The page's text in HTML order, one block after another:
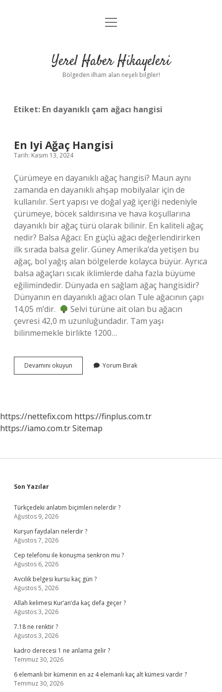
Anasayfa
Yasal Uyarı
menüyü
Yerel Haber Hikayeleri
Bölgeden ilham alan neşeli bilgiler!
Etiket: En dayanıklı çam ağacı hangisi
En Iyi Ağaç Hangisi
Tarih: Kasım 13, 2024
Çürümeye en dayanıklı ağaç hangisi? Maun aynı
zamanda en dayanıklı ahşap mobilyalar için de
kullanılır. Sert yapısı ve doğal yağ içeriği nedeniyle
çürümeye, böcek saldırısına ve hava koşullarına
dayanıklı bir ağaç türü olarak bilinir. En kaliteli ağaç
nedir? Balsa Ağacı: En güçlü ağacı değerlendirirken
ilk sırada balsa gelir. Güney Amerika’da yetişen bu
ağaç, bol yağış alan bölgelerde kolayca büyür. Ayrıca
balsa ağaçları sıcak iklimlerde daha fazla büyüme
eğilimindedir. Dünyada en sağlam ağaç hangisidir?
Dünyanın en dayanıklı ağacı olan Tule ağacının çapı
14,05 m’dir. ⁠
Selvi türüne ait olan bu ağacın
çevresi 42,0 m uzunluğundadır. Tam yaşı
bilinmemekle birlikte 1200…
Devamını okuyun
Iyi
Yorum Bırak
https://nettefix.com https://finplus.com.tr
https://iamo.com.trSitemap
Sidebar
Son Yazılar
Türkçedeki anlatım biçimleri nelerdir ?
Ağustos 9, 2026
Kurşun faydaları nelerdir ?
Ağustos 7, 2026
Cep telefonu ile konuşma senkron mu ?
Ağustos 6, 2026
Avcılık belgesi kursu kaç gün ?
Ağustos 5, 2026
Allah kelimesi Kur’an’da kaç defa geçer ?
Ağustos 3, 2026
7.18 ne renktir ?
Ağustos 3, 2026
kadro derecesi 1 ne anlama gelir ?
Temmuz 30, 2026
6 elemanlı bir kümenin en az 4 elemanlı kaç alt kümesi vardır ?
Temmuz 30, 2026